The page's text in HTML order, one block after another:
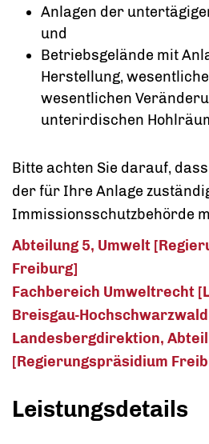
Anlagen der
und
Betriebsgelände mit
Herstellung,
wesentlichen
unterirdischen
Bitte achten Sie darauf,
der für Ihre Anlage
Immissionsschutzbehörde
Abteilung 5, Umwelt
Freiburg]
Fachbereich Umweltrecht
Breisgau-
Landesbergdirektion,
[Regierungspräsidium
Leistungsdetails